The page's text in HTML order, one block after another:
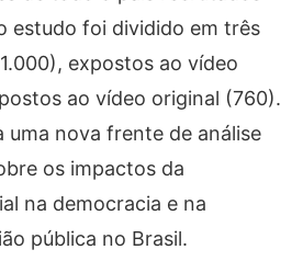
estudo foi dividido em três
expostos ao vídeo
ao vídeo original (760).
uma nova frente de análise
os impactos da
na democracia e na
pública no Brasil.